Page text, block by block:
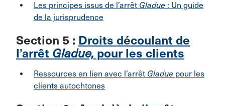
Les principes issus de l’arrêt Gladue : Un guide
de la jurisprudence
Section 5 : Droits découlant de
l’arrêt Gladue, pour les clients
Ressources en lien avec l’arrêt Gladue pour les
clients autochtones